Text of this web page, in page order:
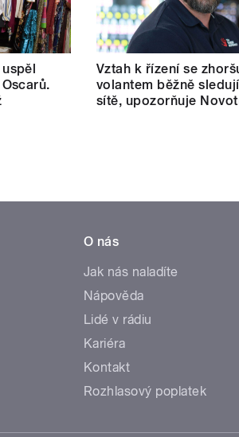
Vztah k řízení se
volantem běžně
sítě, upozorňuje
O nás
Jak nás naladíte
Nápověda
Lidé v rádiu
Kariéra
Kontakt
Rozhlasový poplatek